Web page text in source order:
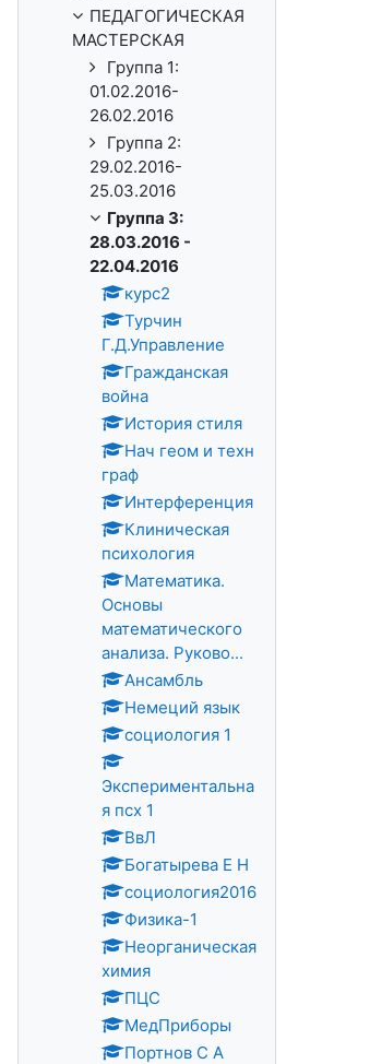
ПЕДАГОГИЧЕСКАЯ
МАСТЕРСКАЯ
Группа 1:
01.02.2016-
26.02.2016
Группа 2:
29.02.2016-
25.03.2016
Группа 3:
28.03.2016 -
22.04.2016
курс2
Турчин
Г.Д.Управление
Гражданская
война
История стиля
Нач геом и техн
граф
Интерференция
Клиническая
психология
Математика.
Основы
математического
анализа. Руково...
Ансамбль
Немеций язык
социология 1
Экспериментальна
я псх 1
ВвЛ
Богатырева Е Н
социология2016
Физика-1
Неорганическая
химия
ПЦС
МедПриборы
Портнов С А